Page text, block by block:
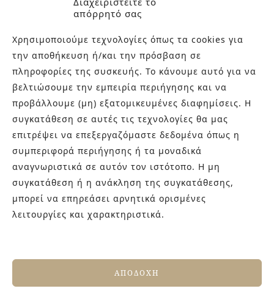
απόρρητό σας
Χρησιμοποιούμε τεχνολογίες όπως τα cookies για
την αποθήκευση ή/και την πρόσβαση σε
πληροφορίες της συσκευής. Το κάνουμε αυτό για να
βελτιώσουμε την εμπειρία περιήγησης και να
προβάλλουμε (μη) εξατομικευμένες διαφημίσεις. Η
συγκατάθεση σε αυτές τις τεχνολογίες θα μας
επιτρέψει να επεξεργαζόμαστε δεδομένα όπως η
συμπεριφορά περιήγησης ή τα μοναδικά
αναγνωριστικά σε αυτόν τον ιστότοπο. Η μη
συγκατάθεση ή η ανάκληση της συγκατάθεσης,
μπορεί να επηρεάσει αρνητικά ορισμένες
λειτουργίες και χαρακτηριστικά.
ΑΠΟΔΟΧΉ
ΣΧΕΤΙΚΑ ΜΕ ΕΜΑΣ
Στην εταιρεία Paraskevopoulos μετουσιώνονται 40 χρόνια
εμπειρίας στο χώρο του πλακιδίου και των ειδών υγιεινής,
καθώς και φρέσκες ιδέες με τον ενθουσιασμό της νέας
γενιάς! Επισκεφτείτε μας για ιδέες και προτάσεις στον
Άγιο Δημήτριο (Λιδωρικίου 11) ή καλέστε μας στο 210-
9934544.
ΤΕΛΕΥΤΑΙΑ ΑΡΘΡΑ
20 ΙΟΥΝΊΟΥ, 2026